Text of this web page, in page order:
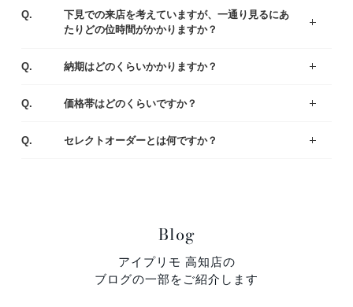
Q.
下見での来店を考えていますが、一通り見るにあ
たりどの位時間がかかりますか？
Q.
納期はどのくらいかかりますか？
Q.
価格帯はどのくらいですか？
Q.
セレクトオーダーとは何ですか？
Blog
アイプリモ 高知店の
ブログの一部をご紹介します